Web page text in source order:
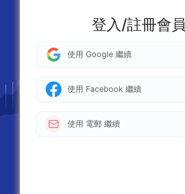
登入/註冊會員
使用 Google 繼續
使用 Facebook 繼續
使用 電郵 繼續